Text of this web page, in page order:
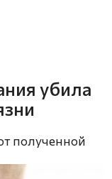
убила
полученной